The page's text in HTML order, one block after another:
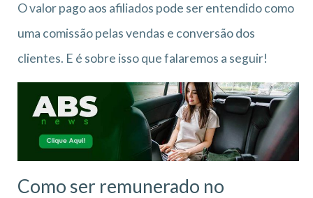
O valor pago aos afiliados pode ser entendido como
uma comissão pelas vendas e conversão dos
clientes. E é sobre isso que falaremos a seguir!
Como ser remunerado no